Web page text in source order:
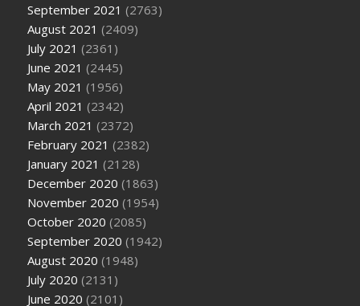
September 2021 (2763)
August 2021 (2409)
July 2021 (2361)
June 2021 (2445)
May 2021 (1956)
April 2021 (2342)
March 2021 (2372)
February 2021 (2382)
January 2021 (2128)
December 2020 (1863)
November 2020 (1954)
October 2020 (2085)
September 2020 (1942)
August 2020 (1948)
July 2020 (2131)
June 2020 (2101)